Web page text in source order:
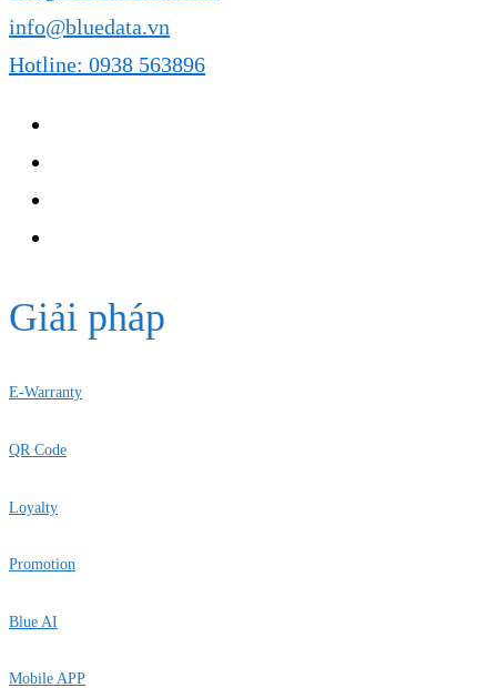
info@bluedata.vn
Hotline: 0938 563896
Giải pháp
E-Warranty
QR Code
Loyalty
Promotion
Blue AI
Mobile APP